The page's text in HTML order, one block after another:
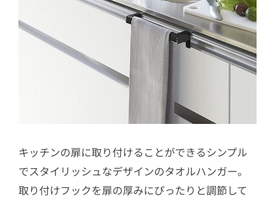
キッチンの扉に取り付けることができるシンプル
でスタイリッシュなデザインのタオルハンガー。
取り付けフックを扉の厚みにぴったりと調節して